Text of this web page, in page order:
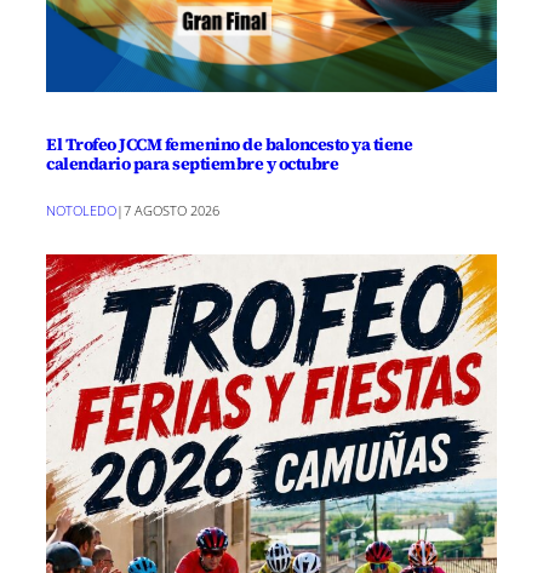
El Trofeo JCCM femenino de baloncesto ya tiene
calendario para septiembre y octubre
NOTOLEDO|7 AGOSTO 2026